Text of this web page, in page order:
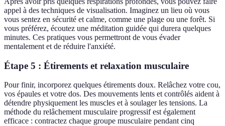
appel à des techniques de visualisation. Imaginez un lieu où vous
vous sentez en sécurité et calme, comme une plage ou une forêt. Si
vous préférez, écoutez une méditation guidée qui durera quelques
minutes. Ces pratiques vous permettront de vous évader
mentalement et de réduire l'anxiété.
Étape 5 : Étirements et relaxation musculaire
Pour finir, incorporez quelques étirements doux. Relâchez votre cou,
vos épaules et votre dos. Des mouvements lents et contrôlés aident à
détendre physiquement les muscles et à soulager les tensions. La
méthode du relâchement musculaire progressif est également
efficace : contractez chaque groupe musculaire pendant cinq